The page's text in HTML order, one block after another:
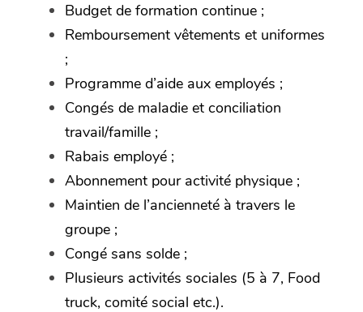
Budget de formation continue ;
Remboursement vêtements et uniformes
;
Programme d’aide aux employés ;
Congés de maladie et conciliation
travail/famille ;
Rabais employé ;
Abonnement pour activité physique ;
Maintien de l’ancienneté à travers le
groupe ;
Congé sans solde ;
Plusieurs activités sociales (5 à 7, Food
truck, comité social etc.).